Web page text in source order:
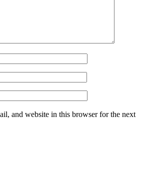
and website in this browser for the next